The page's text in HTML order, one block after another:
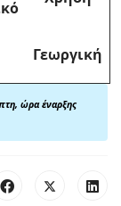
Γεωργική
ώρα έναρξης